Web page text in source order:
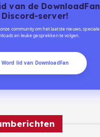
van de DownloadFan
Discord-server!
community om het laatste nieuws, speciale
en leuke gesprekken te volgen.
Word lid van DownloadFan